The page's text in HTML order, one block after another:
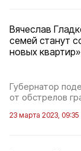
Вячеслав
семей станут
новых квартир»
Губернатор
от обстрелов
23 марта 2023, 09:35